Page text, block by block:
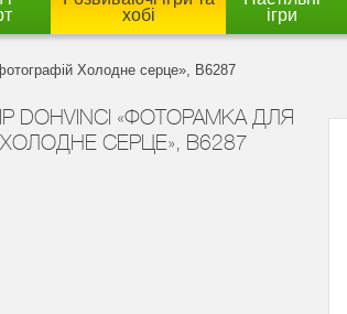
хобі
ігри
Холодне серце», B6287
DOHVINCI «ФОТОРАМКА ДЛЯ
СЕРЦЕ», B6287